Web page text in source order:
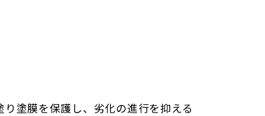
塗膜を保護し、劣化の進行を抑える